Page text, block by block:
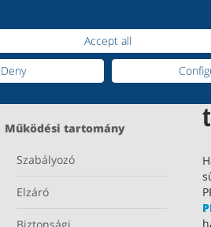
Új termékek
többet
Szabályozás
többet
Ipar
Széleskörű alkalmazhatóság
termék az ipar számára
Tudjon meg többet
Vegyipar
Igény
változat
Termékkalógus
Keresés pontosítása
Működési tartomány
Szabályozó
Elzáró
Accept all
Deny